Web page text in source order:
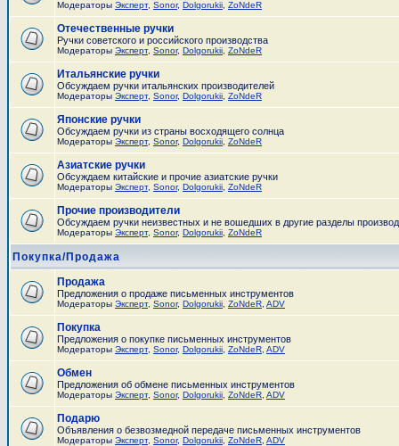
Модераторы Эксперт, Sonor, Dolgorukii ZoNdeR
Отечественные ручки
Ручки советского и российского производства
Модераторы Эксперт, Sonor, Dolgorukii ZoNdeR
Итальянские ручки
Обсуждаем ручки итальянских производителей
Модераторы Эксперт, Sonor, Dolgorukii ZoNdeR
Японские ручки
Обсуждаем ручки из страны восходящего солнца
Модераторы Эксперт, Sonor, Dolgorukii ZoNdeR
Азиатские ручки
Обсуждаем китайские и прочие азиатские ручки
Модераторы Эксперт, Sonor, Dolgorukii ZoNdeR
Прочие производители
Обсуждаем ручки неизвестных и не вошедших в другие разделы
Модераторы Эксперт, Sonor, Dolgorukii ZoNdeR
Покупка/Продажа
Продажа
Предложения о продаже письменных инструментов
Модераторы Эксперт, Sonor, Dolgorukii ZoNdeR ADV
Покупка
Предложения о покупке письменных инструментов
Модераторы Эксперт, Sonor, Dolgorukii ZoNdeR ADV
Обмен
Предложения об обмене письменных инструментов
Модераторы Эксперт, Sonor, Dolgorukii ZoNdeR ADV
Подарю
Объявления о безвозмедной передаче письменных инструментов
Модераторы Эксперт, Sonor, Dolgorukii ZoNdeR ADV